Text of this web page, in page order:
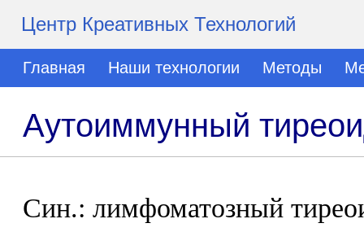
Центр Креативных Технологий
Главная Наши технологии Методы
Аутоиммунный
Син.: лимфоматозный